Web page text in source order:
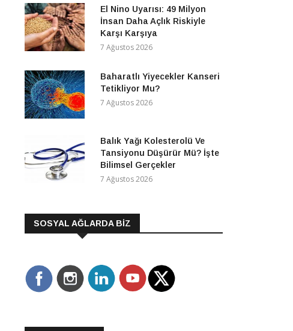
El Nino Uyarısı: 49 Milyon
İnsan Daha Açlık Riskiyle
Karşı Karşıya
7 Ağustos 2026
Baharatlı Yiyecekler Kanseri
Tetikliyor Mu?
7 Ağustos 2026
Balık Yağı Kolesterolü Ve
Tansiyonu Düşürür Mü? İşte
Bilimsel Gerçekler
7 Ağustos 2026
SOSYAL AĞLARDA BİZ